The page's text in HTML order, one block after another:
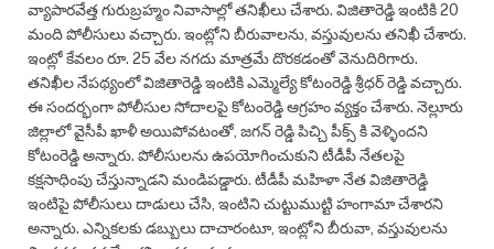
వ్యాపారవేత్త గురుబ్రహ్మం నివాసాల్లో తనిఖీలు చేశారు. విజితారెడ్డి ఇంటికి 20
మంది పోలీసులు వచ్చారు. ఇంట్లోని బీరువాలను, వస్తువులను తనిఖీ చేశారు.
ఇంట్లో కేవలం రూ. 25 వేల నగదు మాత్రమే దొరకడంతో వెనుదిరిగారు.
తనిఖీల నేపథ్యంలో విజితారెడ్డి ఇంటికి ఎమ్మెల్యే కోటంరెడ్డి శ్రీధర్ రెడ్డి వచ్చారు.
ఈ సందర్భంగా పోలీసుల సోదాలపై కోటంరెడ్డి ఆగ్రహం వ్యక్తం చేశారు. నెల్లూరు
జిల్లాలో వైసీపీ ఖాళీ అయిపోవటంతో, జగన్ రెడ్డి పిచ్చి పీక్స్ కి వెళ్ళిందని
కోటంరెడ్డి అన్నారు. పోలీసులను ఉపయోగించుకుని టీడీపీ నేతలపై
కక్షసాధింపు చేస్తున్నాడని మండిపడ్డారు. టీడీపీ మహిళా నేత విజితారెడ్డి
ఇంటిపై పోలీసులు దాడులు చేసి, ఇంటిని చుట్టుముట్టి హంగామా చేశారని
అన్నారు. ఎన్నికలకు డబ్బులు దాచారంటూ, ఇంట్లోని బీరువా, వస్తువులను